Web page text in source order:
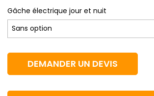
Gâche électrique jour et nuit
DEMANDER UN DEVIS